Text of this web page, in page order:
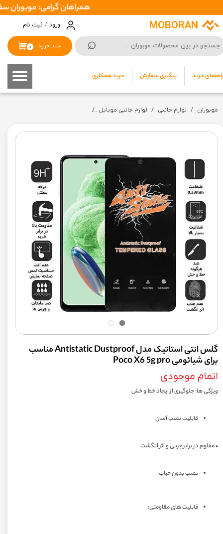
MOBORAN
⌕ ۰ سبد خرید
راهنمای خرید پیگیری سفارش خرید همکاری
ورود / ثبت نام
حساب کاربری من
تغییر گذر واژه
خروج از حساب کاربری
همراهان گرامی: موبوران سفارشات شما را در اسرع وقت ( 1 تا 2 روز
موبوران لوازم جانبی لوازم جانبی موبایل
گلس انتی استاتیک مدل Antistatic Dustproof مناسب
برای شیائومی Poco X6 5g pro
اتمام موجودی
ویژگی ها: جلوگیری از ایجاد خط و خش
قابلیت نصب آسان
• مقاوم در برابر چربی و اثر انگشت
نصب بدون حباب
قابلیت های مقاومتی: